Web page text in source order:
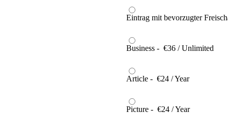
Eintrag mit bevorzugter
Business - €36 / Unlimited
Article - €24 / Year
Picture - €24 / Year